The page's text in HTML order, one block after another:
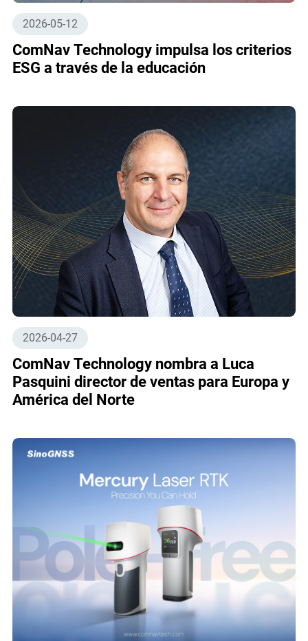
2026-05-12
ComNav Technology impulsa los criterios
ESG a través de la educación
2026-04-27
ComNav Technology nombra a Luca
Pasquini director de ventas para Europa y
América del Norte